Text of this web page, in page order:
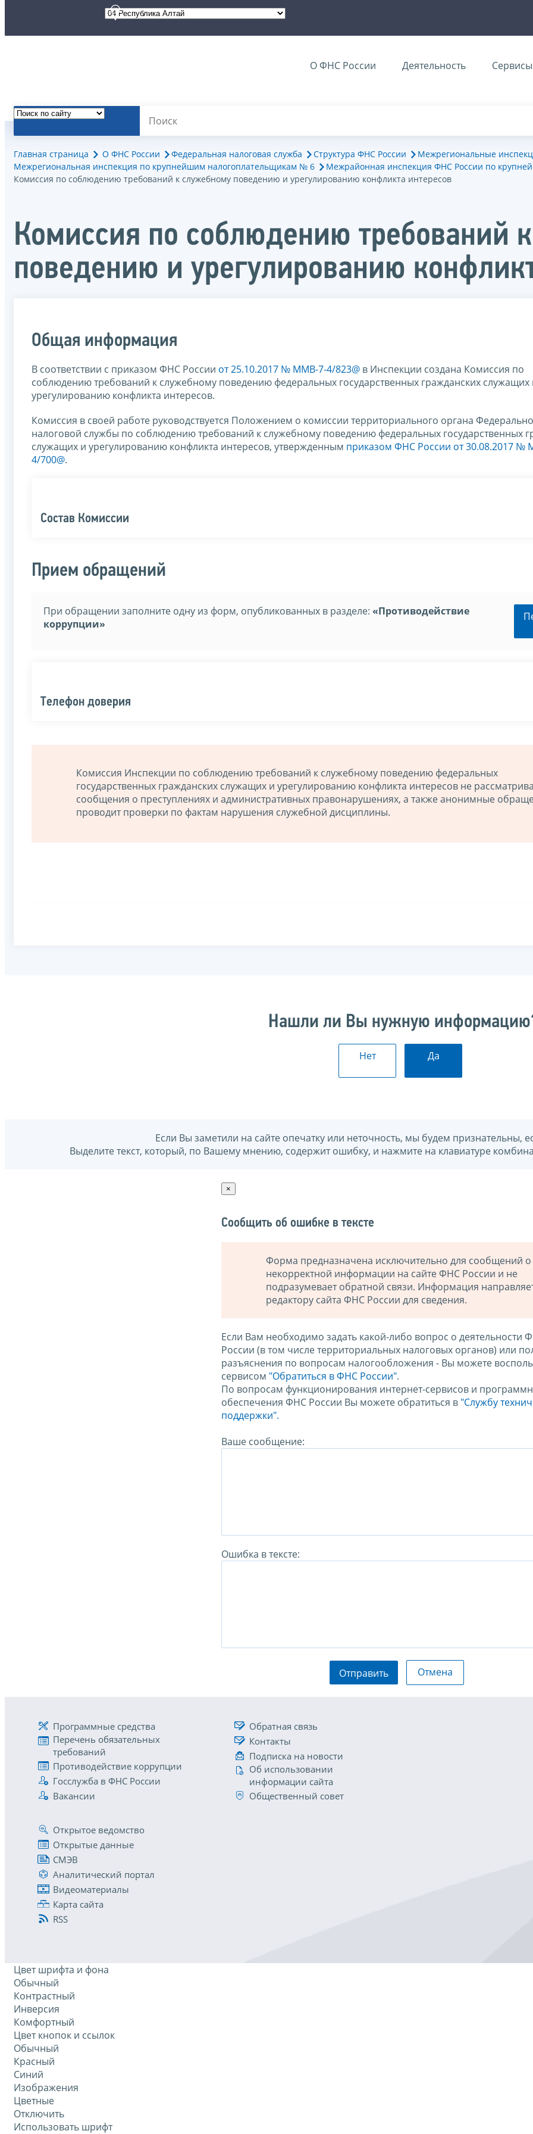
О ФНС России Деятельность Сервисы
Главная страница О ФНС России Федеральная налоговая служба Структура ФНС России
Межрегиональные
Межрегиональная инспекция по крупнейшим налогоплательщикам № 6
Межрайонная инспекция ФНС России по
Комиссия по соблюдению требований к служебному поведению и урегулированию конфликта интересов
Комиссия по соблюдению требований
поведению и урегулированию
Общая информация
В соответствии с приказом ФНС России от 25.10.2017 № ММВ-7-4/823@ в Инспекции создана Комиссия по
соблюдению требований к служебному поведению федеральных государственных гражданских служащих
урегулированию конфликта интересов.
Комиссия в своей работе руководствуется Положением о комиссии территориального органа
налоговой службы по соблюдению требований к служебному поведению федеральных государственных
служащих и урегулированию конфликта интересов, утвержденным приказом ФНС России от 30.08.2017 №
4/700@.
Состав Комиссии
Прием обращений
При обращении заполните одну из форм, опубликованных в разделе: «Противодействие
коррупции»
Телефон доверия
Комиссия Инспекции по соблюдению требований к служебному поведению федеральных
государственных гражданских служащих и урегулированию конфликта интересов не
сообщения о преступлениях и административных правонарушениях, а также анонимные
проводит проверки по фактам нарушения служебной дисциплины.
Нашли ли Вы нужную
Нет Да
Если Вы заметили на сайте опечатку или неточность, мы будем признательны,
Выделите текст, который, по Вашему мнению, содержит ошибку, и нажмите на клавиатуре
×
Сообщить об ошибке в тексте
Форма предназначена исключительно для сообщений о
некорректной информации на сайте ФНС России и не
подразумевает обратной связи. Информация
редактору сайта ФНС России для сведения.
Если Вам необходимо задать какой-либо вопрос о деятельности
России (в том числе территориальных налоговых органов) или
разъяснения по вопросам налогообложения - Вы можете
сервисом "Обратиться в ФНС России".
По вопросам функционирования интернет-сервисов и
обеспечения ФНС России Вы можете обратиться в "Службу
поддержки".
Ваше сообщение:
Ошибка в тексте:
Отправить Отмена
Программные средства
Перечень обязательных
требований
Противодействие коррупции
Госслужба в ФНС России
Вакансии
Обратная связь
Контакты
Подписка на новости
Об использовании
информации сайта
Общественный совет
Открытое ведомство
Открытые данные
СМЭВ
Аналитический портал
Видеоматериалы
Карта сайта
RSS
Цвет шрифта и фона
Обычный
Контрастный
Инверсия
Комфортный
Цвет кнопок и ссылок
Обычный
Красный
Синий
Изображения
Цветные
Отключить
Использовать шрифт